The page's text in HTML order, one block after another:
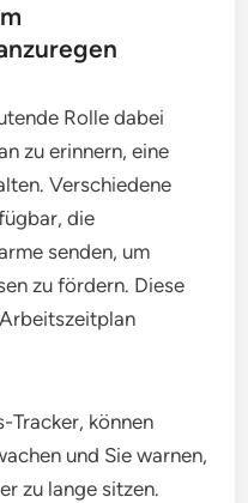
Rolle dabei
zu erinnern, eine
Verschiedene
die
senden, um
zu fördern. Diese
Tracker, können
und Sie warnen,
zu lange sitzen.